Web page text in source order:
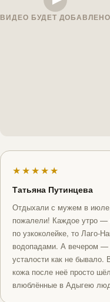
ВИДЕО БУДЕТ ДОБАВЛЕНО
★★★★★
Татьяна Путинцева
Отдыхали с мужем в
пожалели! Каждое утро —
по узкоколейке, то Лаго-
водопадами. А вечером —
усталости как не бывало.
кожа после неё просто
влюблённые в Адыгею